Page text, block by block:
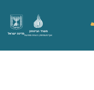
מדינת ישראל
משרד הביטחון
אגף משפחות, הנצחה ומורשת